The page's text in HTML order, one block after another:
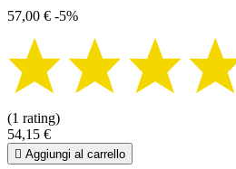
57,00 € -5%
(1 rating)
54,15 €
 Aggiungi al carrello